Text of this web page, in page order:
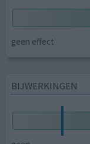
geen effect
BIJWERKINGEN